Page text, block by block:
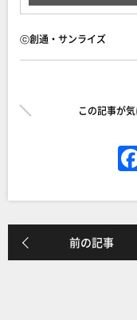
ⓒ創通・サンライズ
この記事が
前の記事